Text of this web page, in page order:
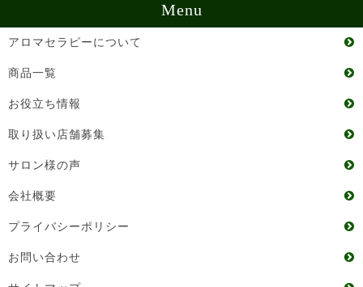
Menu
アロマセラピーについて
商品一覧
お役立ち情報
取り扱い店舗募集
サロン様の声
会社概要
プライバシーポリシー
お問い合わせ